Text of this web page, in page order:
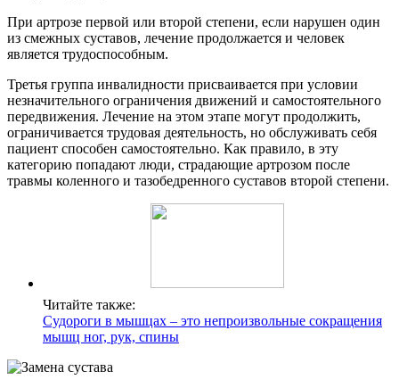
При артрозе первой или второй степени, если нарушен один
из смежных суставов, лечение продолжается и человек
является трудоспособным.
Третья группа инвалидности присваивается при условии
незначительного ограничения движений и самостоятельного
передвижения. Лечение на этом этапе могут продолжить,
ограничивается трудовая деятельность, но обслуживать себя
пациент способен самостоятельно. Как правило, в эту
категорию попадают люди, страдающие артрозом после
травмы коленного и тазобедренного суставов второй степени.
Читайте также:
Судороги в мышцах – это непроизвольные сокращения
мышц ног, рук, спины